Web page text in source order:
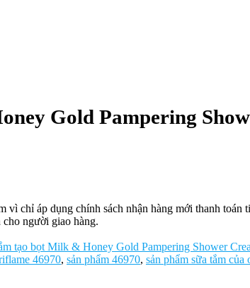
Gold Pampering
chỉ áp dụng chính sách nhận hàng mới thanh toán
cho người giao hàng.
tạo bọt Milk & Honey Gold Pampering Shower
46970, sản phẩm 46970, sản phẩm sữa tắm của